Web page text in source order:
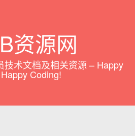
资源网
技术文档及相关资源 – Happy
Coding!